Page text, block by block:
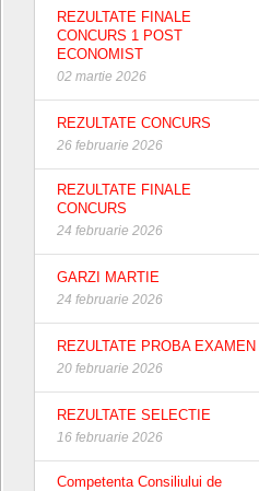
REZULTATE FINALE
CONCURS 1 POST
ECONOMIST
02 martie 2026
REZULTATE CONCURS
26 februarie 2026
REZULTATE FINALE
CONCURS
24 februarie 2026
GARZI MARTIE
24 februarie 2026
REZULTATE PROBA EXAMEN
20 februarie 2026
REZULTATE SELECTIE
16 februarie 2026
Competenta Consiliului de